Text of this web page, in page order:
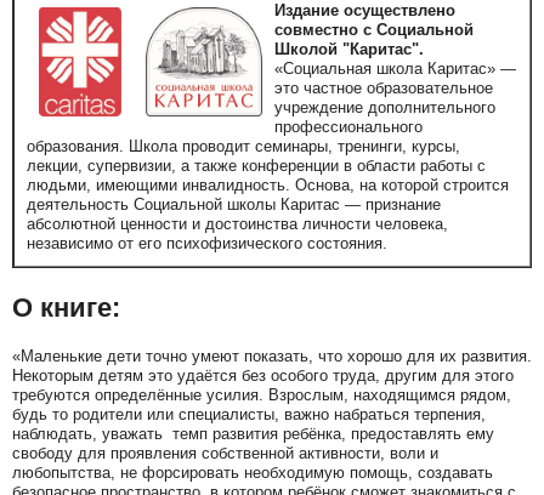
Издание осуществлено
совместно с Социальной
Школой "Каритас".
«Социальная школа Каритас» —
это частное образовательное
учреждение дополнительного
профессионального
образования. Школа проводит семинары, тренинги, курсы,
лекции, супервизии, а также конференции в области работы с
людьми, имеющими инвалидность. Основа, на которой строится
деятельность Социальной школы Каритас — признание
абсолютной ценности и достоинства личности человека,
независимо от его психофизического состояния.
О книге:
«Маленькие дети точно умеют показать, что хорошо для их развития.
Некоторым детям это удаётся без особого труда, другим для этого
требуются определённые усилия. Взрослым, находящимся рядом,
будь то родители или специалисты, важно набраться терпения,
наблюдать, уважать темп развития ребёнка, предоставлять ему
свободу для проявления собственной активности, воли и
любопытства, не форсировать необходимую помощь, создавать